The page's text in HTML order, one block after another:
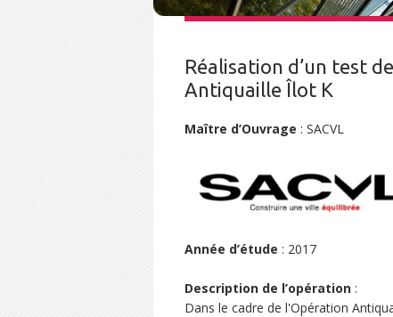
Réalisation d’un test
Antiquaille Îlot K
Maître d’Ouvrage : SACVL
Année d’étude : 2017
Description de l’opération :
Dans le cadre de l'Opération